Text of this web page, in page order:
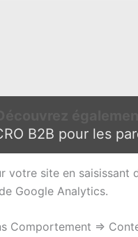
B2B pour les
votre site en saisissant
Google Analytics.
Comportement =>